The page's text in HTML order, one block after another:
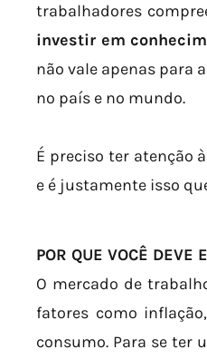
trabalhadores
investir em
não vale apenas para
no país e no mundo.
É preciso ter atenção
e é justamente isso
POR QUE VOCÊ DEVE
O mercado de
fatores como
consumo. Para se ter